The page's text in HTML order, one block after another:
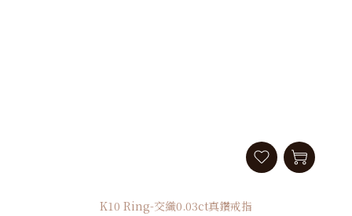
K10 Ring-交織0.03ct真鑽戒指